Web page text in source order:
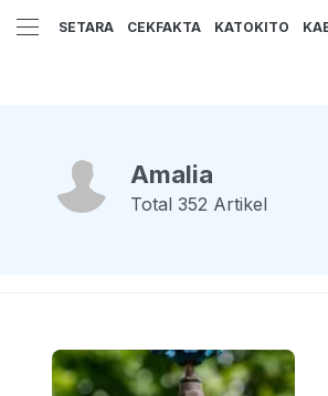
SETARA CEKFAKTA KATOKITO
Amalia
Total 352 Artikel